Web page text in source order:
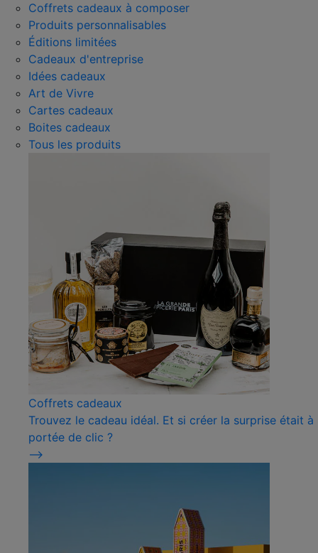
Coffrets cadeaux à composer
Produits personnalisables
Éditions limitées
Cadeaux d'entreprise
Idées cadeaux
Art de Vivre
Cartes cadeaux
Boites cadeaux
Tous les produits
Coffrets cadeaux
Trouvez le cadeau idéal. Et si créer la surprise était à
portée de clic ?
⟶